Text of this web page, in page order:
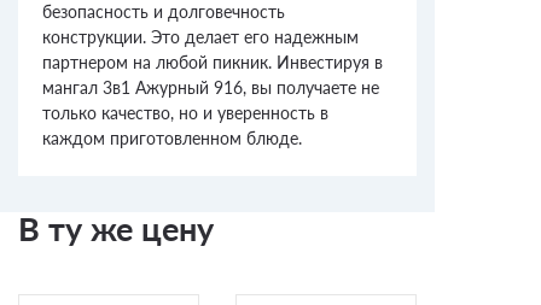
безопасность и долговечность
конструкции. Это делает его надежным
партнером на любой пикник. Инвестируя в
мангал 3в1 Ажурный 916, вы получаете не
только качество, но и уверенность в
каждом приготовленном блюде.
В ту же цену